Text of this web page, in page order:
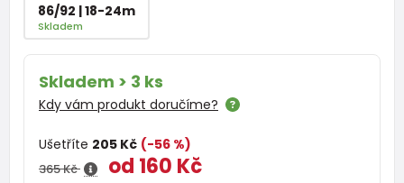
86/92 | 18-24m
Skladem
Skladem > 3 ks
Kdy vám produkt doručíme?
Ušetříte 205 Kč (-56 %)
365 Kč od 160 Kč